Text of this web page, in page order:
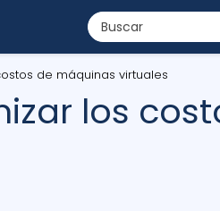
de máquinas virtuales
los